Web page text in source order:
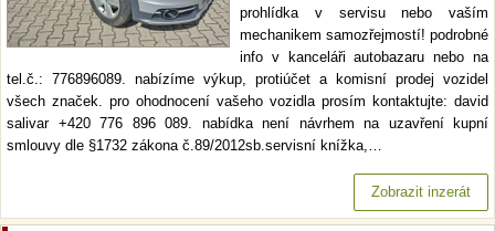
prohlídka v servisu nebo vaším
mechanikem samozřejmostí! podrobné
info v kanceláři autobazaru nebo na
tel.č.: 776896089. nabízíme výkup, protiúčet a komisní prodej vozidel
všech značek. pro ohodnocení vašeho vozidla prosím kontaktujte: david
salivar +420 776 896 089. nabídka není návrhem na uzavření kupní
smlouvy dle §1732 zákona č.89/2012sb.servisní knížka,…
Zobrazit inzerát